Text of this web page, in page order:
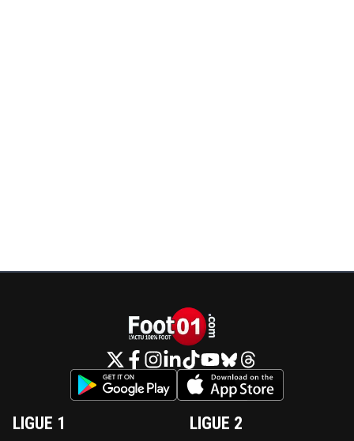
LIGUE 1 LIGUE 2